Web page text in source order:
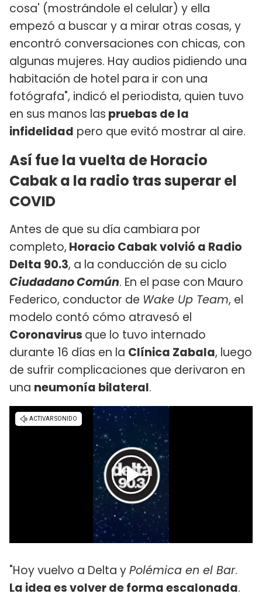
cosa' (mostrándole el celular) y ella
empezó a buscar y a mirar otras cosas, y
encontró conversaciones con chicas, con
algunas mujeres. Hay audios pidiendo una
habitación de hotel para ir con una
fotógrafa", indicó el periodista, quien tuvo
en sus manos las pruebas de la
infidelidad pero que evitó mostrar al aire.
Así fue la vuelta de Horacio
Cabak a la radio tras superar el
COVID
Antes de que su día cambiara por
completo, Horacio Cabak volvió a Radio
Delta 90.3, a la conducción de su ciclo
Ciudadano Común. En el pase con Mauro
Federico, conductor de Wake Up Team, el
modelo contó cómo atravesó el
Coronavirus que lo tuvo internado
durante 16 días en la Clínica Zabala, luego
de sufrir complicaciones que derivaron en
una neumonía bilateral.
"Hoy vuelvo a Delta yPolémica en el Bar.
La idea es volver de forma escalonada.